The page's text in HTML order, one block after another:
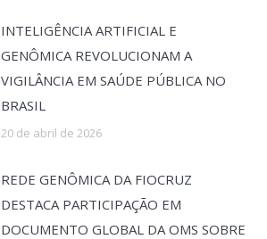
INTELIGÊNCIA ARTIFICIAL E
GENÔMICA REVOLUCIONAM A
VIGILÂNCIA EM SAÚDE PÚBLICA NO
BRASIL
20 de abril de 2026
REDE GENÔMICA DA FIOCRUZ
DESTACA PARTICIPAÇÃO EM
DOCUMENTO GLOBAL DA OMS SOBRE